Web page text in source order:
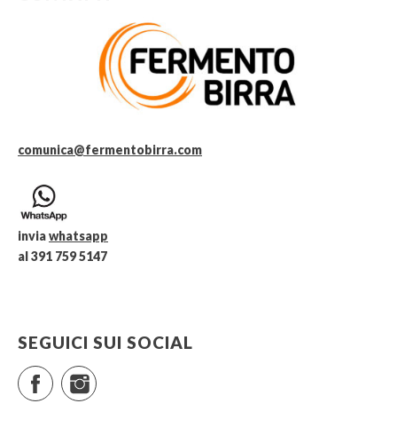
comunica@fermentobirra.com
inviawhatsapp
al 391 759 5147
SEGUICI SUI SOCIAL
FacebookInstagram